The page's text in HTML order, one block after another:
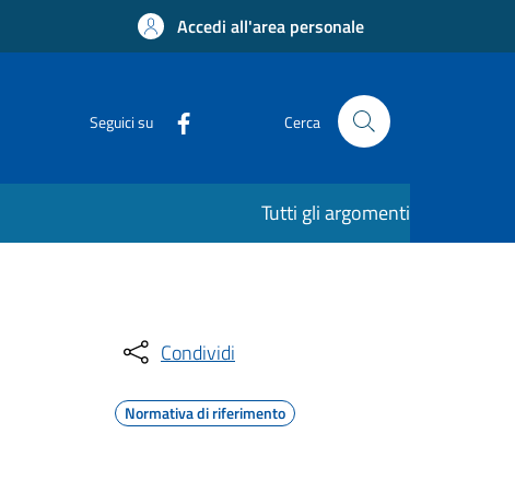
Accedi all'area personale
Seguici su Cerca
Tutti gli argomenti
Condividi
Normativa di riferimento